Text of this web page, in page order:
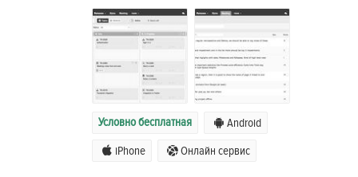
Условно бесплатная Android
iPhone Онлайн сервис